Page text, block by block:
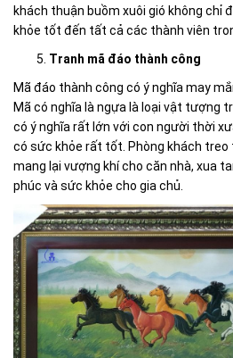
khách thuận buồm xuôi gió không chỉ
khỏe tốt đến tất cả các thành viên
Tranh mã đáo thành công
Mã đáo thành công có ý nghĩa may
Mã có nghĩa là ngựa là loại vật tượng
có ý nghĩa rất lớn với con người thời
có sức khỏe rất tốt. Phòng khách
mang lại vượng khí cho căn nhà, xua
phúc và sức khỏe cho gia chủ.